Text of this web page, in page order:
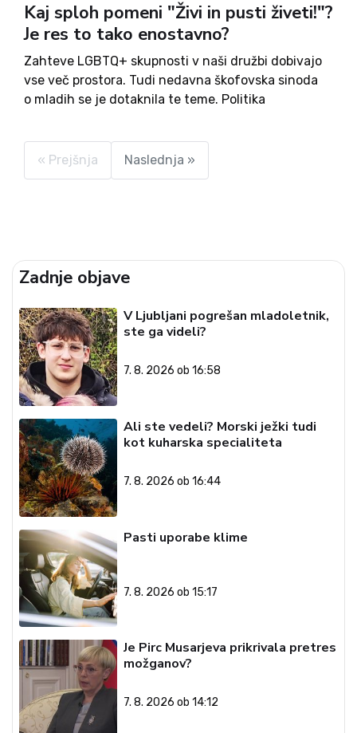
Kaj sploh pomeni "Živi in pusti živeti!"?
Je res to tako enostavno?
Zahteve LGBTQ+ skupnosti v naši družbi dobivajo
vse več prostora. Tudi nedavna škofovska sinoda
o mladih se je dotaknila te teme. Politika
predlogov, javni prostor postaja vse bolj
senzibilen: Vsak naj živi, kakor hoče, če...
« Prejšnja Naslednja »
Zadnje objave
V Ljubljani pogrešan mladoletnik,
ste ga videli?
7. 8. 2026 ob 16:58
Ali ste vedeli? Morski ježki tudi
kot kuharska specialiteta
7. 8. 2026 ob 16:44
Pasti uporabe klime
7. 8. 2026 ob 15:17
Je Pirc Musarjeva prikrivala pretres
možganov?
7. 8. 2026 ob 14:12